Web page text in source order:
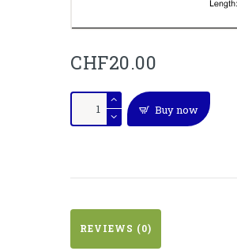
CHF20.00
Collier
étoile
de
Femmes
Buy now
REVIEWS (0)